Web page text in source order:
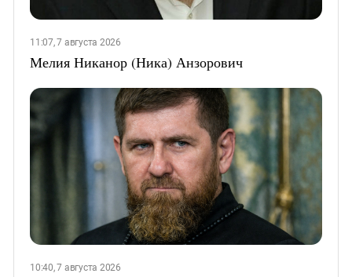
11:07, 7 августа 2026
Мелия Никанор (Ника) Анзорович
10:40, 7 августа 2026